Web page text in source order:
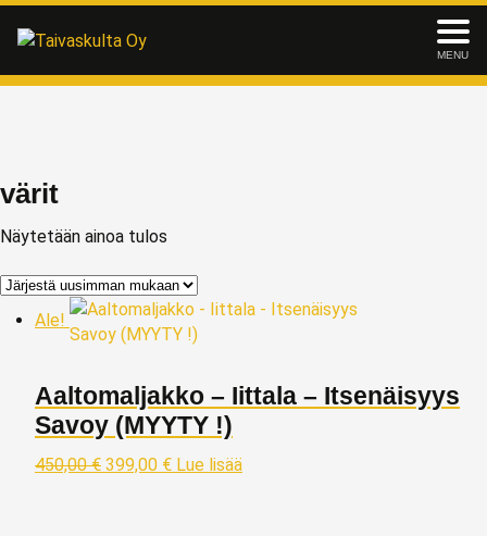
MENU
värit
Näytetään ainoa tulos
Ale!
Aaltomaljakko – Iittala – Itsenäisyys
Savoy (MYYTY !)
450,00€ 399,00 € Lue lisää